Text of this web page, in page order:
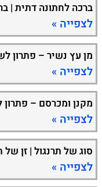
ברכה לחתונה דתית |
לצפייה »
מן עץ נשיר – פתרון
לצפייה »
מקנן ומכרסם –
לצפייה »
סוג של תרנגול | זן
לצפייה »